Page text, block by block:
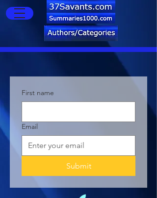
First name
Email
Submit